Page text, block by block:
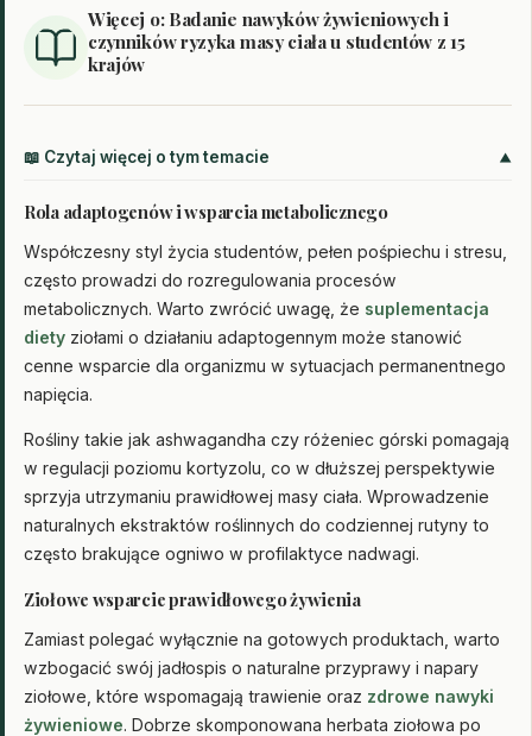
Więcej o: Badanie nawyków żywieniowych i
czynników ryzyka masy ciała u studentów z 15
krajów
📖 Czytaj więcej o tym temacie
Rola adaptogenów i wsparcia metabolicznego
Współczesny styl życia studentów, pełen pośpiechu i stresu,
często prowadzi do rozregulowania procesów
metabolicznych. Warto zwrócić uwagę, że suplementacja
diety ziołami o działaniu adaptogennym może stanowić
cenne wsparcie dla organizmu w sytuacjach permanentnego
napięcia.
Rośliny takie jak ashwagandha czy różeniec górski pomagają
w regulacji poziomu kortyzolu, co w dłuższej perspektywie
sprzyja utrzymaniu prawidłowej masy ciała. Wprowadzenie
naturalnych ekstraktów roślinnych do codziennej rutyny to
często brakujące ogniwo w profilaktyce nadwagi.
Ziołowe wsparcie prawidłowego żywienia
Zamiast polegać wyłącznie na gotowych produktach, warto
wzbogacić swój jadłospis o naturalne przyprawy i napary
ziołowe, które wspomagają trawienie oraz zdrowe nawyki
żywieniowe. Dobrze skomponowana herbata ziołowa po